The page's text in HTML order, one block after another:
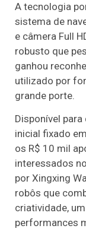
A tecnologia
sistema de
e câmera Full
robusto que
ganhou
utilizado por
grande porte.
Disponível
inicial fixado
os R$ 10 mil
interessados
por Xingxing
robôs que
criatividade,
performances